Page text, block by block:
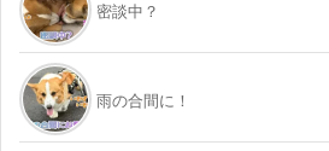
密談中？
雨の合間に！